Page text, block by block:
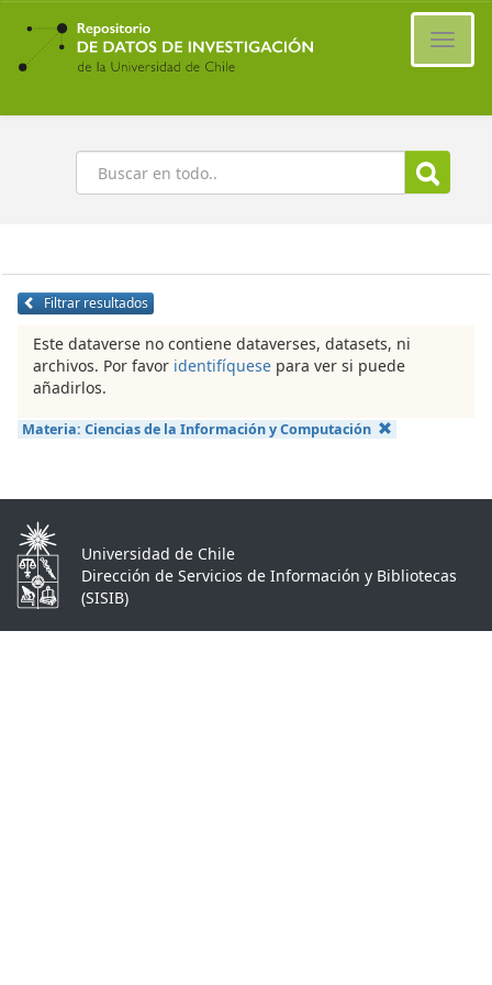
Ir
contenido
principal
Buscar
Filtrar resultados
Este dataverse no contiene dataverses, datasets, ni
archivos. Por favor identifíquese para ver si puede
añadirlos.
Materia: Ciencias de la Información y Computación
Universidad de Chile
Dirección de Servicios de Información y Bibliotecas
(SISIB)